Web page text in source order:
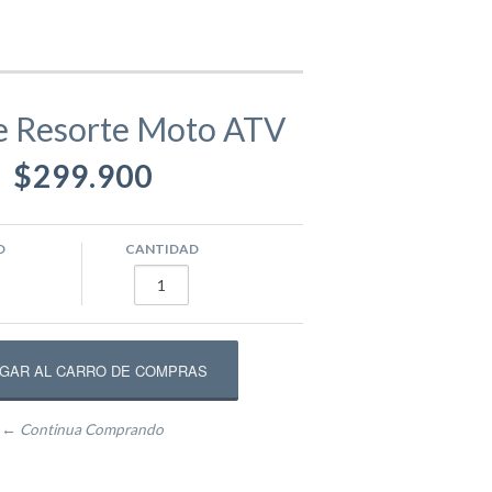
Máquinas de Ejercicio
Circuito Fitness
Resorte Moto ATV
$299.900
CANTIDAD
← Continua Comprando